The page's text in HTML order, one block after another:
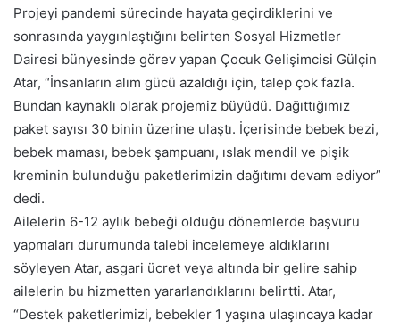
Projeyi pandemi sürecinde hayata geçirdiklerini ve
sonrasında yaygınlaştığını belirten Sosyal Hizmetler
Dairesi bünyesinde görev yapan Çocuk Gelişimcisi Gülçin
Atar, “İnsanların alım gücü azaldığı için, talep çok fazla.
Bundan kaynaklı olarak projemiz büyüdü. Dağıttığımız
paket sayısı 30 binin üzerine ulaştı. İçerisinde bebek bezi,
bebek maması, bebek şampuanı, ıslak mendil ve pişik
kreminin bulunduğu paketlerimizin dağıtımı devam ediyor”
dedi.
Ailelerin 6-12 aylık bebeği olduğu dönemlerde başvuru
yapmaları durumunda talebi incelemeye aldıklarını
söyleyen Atar, asgari ücret veya altında bir gelire sahip
ailelerin bu hizmetten yararlandıklarını belirtti. Atar,
“Destek paketlerimizi, bebekler 1 yaşına ulaşıncaya kadar